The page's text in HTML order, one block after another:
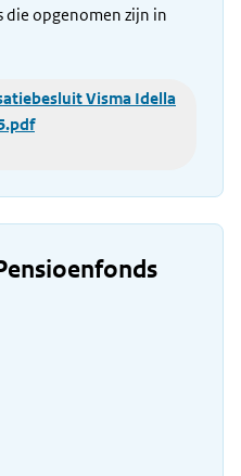
die opgenomen zijn in
Visma Idella